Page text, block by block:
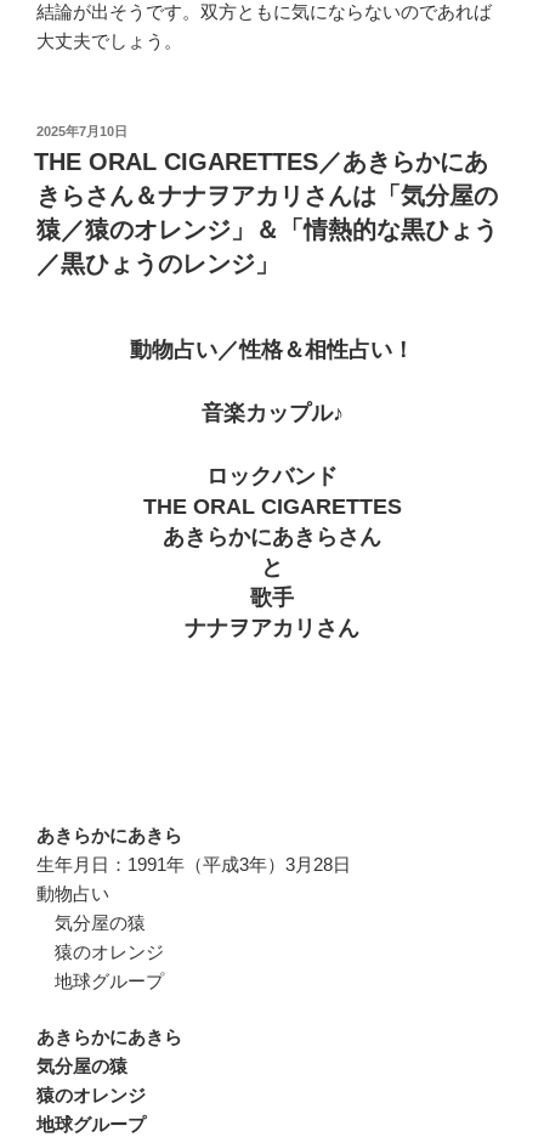
結論が出そうです。双方ともに気にならないのであれば
大丈夫でしょう。
投
稿
日:
2025年7月10日
THE ORAL CIGARETTES／あきらかにあ
きらさん＆ナナヲアカリさんは「気分屋の
猿／猿のオレンジ」＆「情熱的な黒ひょう
／黒ひょうのレンジ」
動物占い／性格＆相性占い！
音楽カップル♪
ロックバンド
THE ORAL CIGARETTES
あきらかにあきらさん
と
歌手
ナナヲアカリさん
あきらかにあきら
生年月日：1991年（平成3年）3月28日
動物占い
気分屋の猿
猿のオレンジ
地球グループ
あきらかにあきら
気分屋の猿
猿のオレンジ
地球グループ